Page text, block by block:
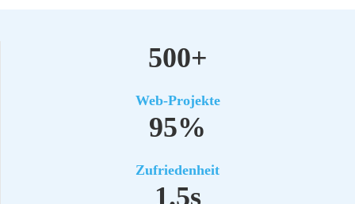
500+
Web-Pro­jek­te
95%
Zufrie­den­heit
1.5s